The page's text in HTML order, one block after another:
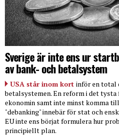
Sverige är inte ens ur
av bank- och betalsystem
USA står inom kort inför en total
betalsystemen. En reform i det
ekonomin samt inte minst komma
"debanking" innebär för stat och
EU inte ens börjat formulera hur
principiellt plan.